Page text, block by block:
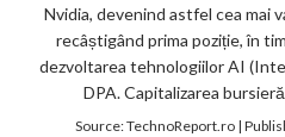
Nvidia, devenind astfel cea mai
recâștigând prima poziție, în
dezvoltarea tehnologiilor AI
DPA. Capitalizarea
Source:TechnoReport.ro|